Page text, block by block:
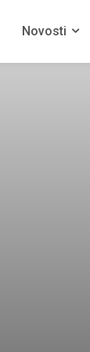
Novosti